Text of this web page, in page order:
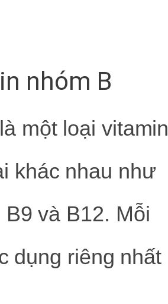
nhóm B
một loại vitamin
khác nhau như
và B12. Mỗi
dụng riêng nhất